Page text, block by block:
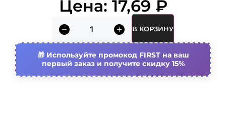
Защитное покрытие поверхности
Гальваническое/
Диаметр 4 мм
Тип компонента/запасной части Коуш
Цена: 17,69 ₽
В КОРЗИНУ
Используйте промокод FIRST на ваш
первый заказ и получите скидку 15%